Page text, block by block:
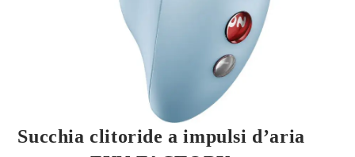
Succhia clitoride a impulsi d’aria